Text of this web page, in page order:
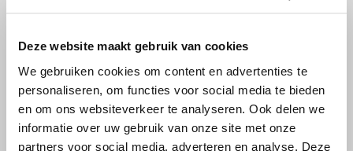
Deze website maakt gebruik van cookies
We gebruiken cookies om content en advertenties te
personaliseren, om functies voor social media te bieden
en om ons websiteverkeer te analyseren. Ook delen we
informatie over uw gebruik van onze site met onze
partners voor social media, adverteren en analyse. Deze
Advies nodig?
Doe onze online keuzehulp of bel direct
met een specialist!